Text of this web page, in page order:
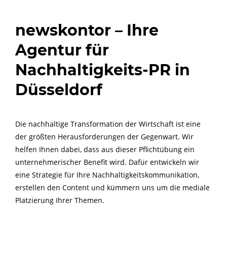
newskontor – Ihre
Agentur für
Nachhaltigkeits-PR in
Düsseldorf
Die nachhaltige Transformation der Wirtschaft ist eine
der größten Herausforderungen der Gegenwart. Wir
helfen Ihnen dabei, dass aus dieser Pflichtübung ein
unternehmerischer Benefit wird. Dafür entwickeln wir
eine Strategie für Ihre Nachhaltigkeitskommunikation,
erstellen den Content und kümmern uns um die mediale
Platzierung Ihrer Themen.